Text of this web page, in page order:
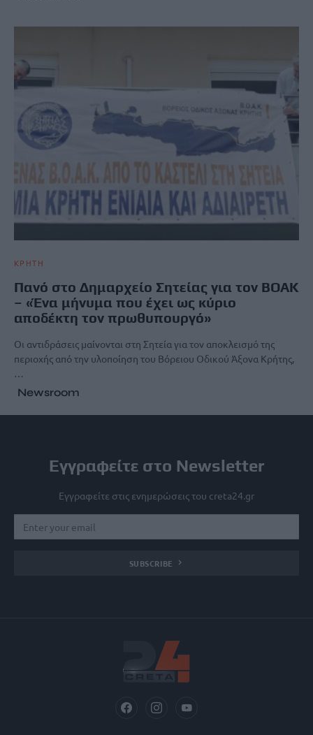
ΚΡΗΤΗ
Πανό στο Δημαρχείο Σητείας για τον ΒΟΑΚ
– «Ένα μήνυμα που έχει ως κύριο
αποδέκτη τον πρωθυπουργό»
Οι αντιδράσεις μαίνονται στη Σητεία για τον αποκλεισμό της
περιοχής από την υλοποίηση του Βόρειου Οδικού Άξονα Κρήτης,
…
Newsroom
Εγγραφείτε στο Newsletter
Εγγραφείτε στις ενημερώσεις του creta24.gr
SUBSCRIBE